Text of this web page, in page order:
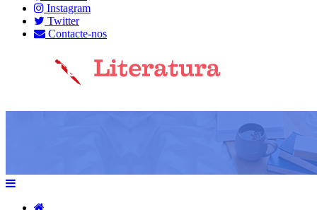
Instagram
Twitter
Contacte-nos